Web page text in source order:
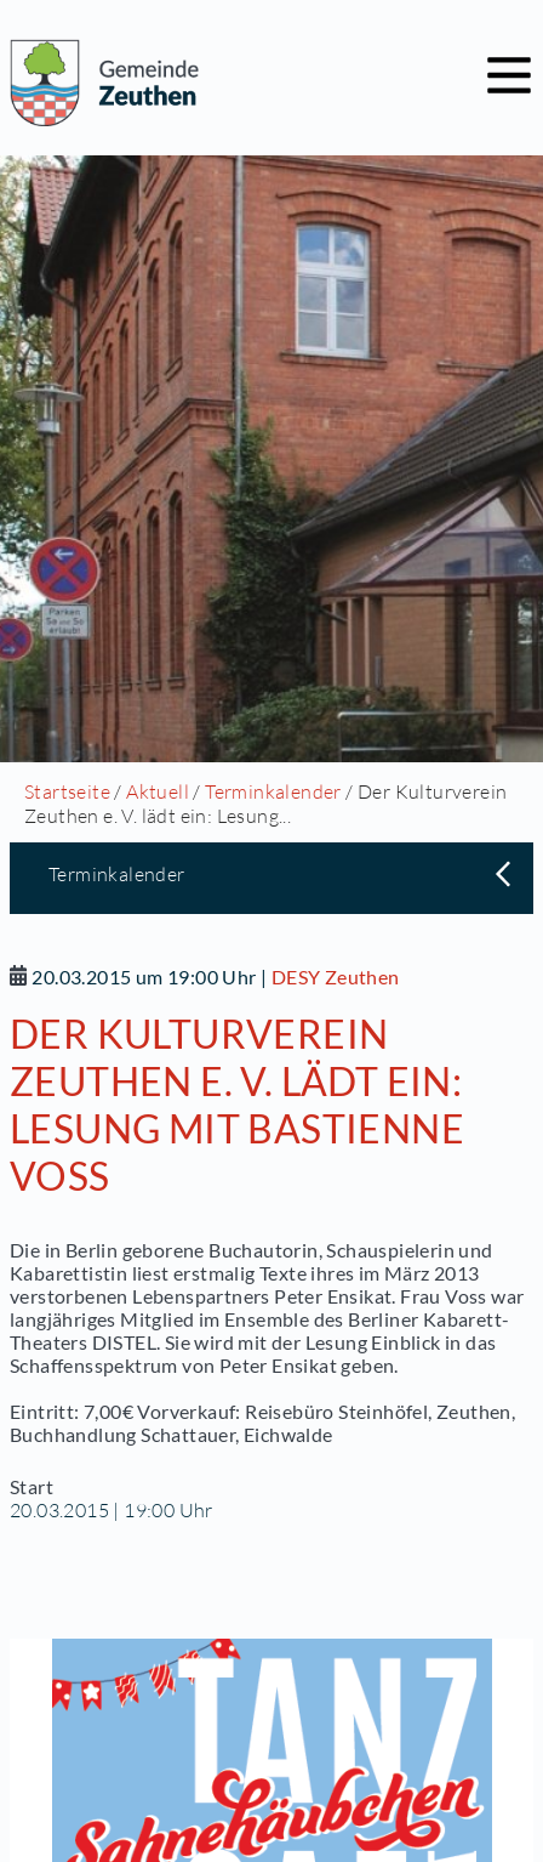
Startseite /Aktuell /Terminkalender / Der Kulturverein
Zeuthen e. V. lädt ein: Lesung...
Terminkalender
20.03.2015 um 19:00 Uhr | DESY Zeuthen
DER KULTURVEREIN
ZEUTHEN E. V. LÄDT EIN:
LESUNG MIT BASTIENNE
VOSS
Die in Berlin geborene Buchautorin, Schauspielerin und
Kabarettistin liest erstmalig Texte ihres im März 2013
verstorbenen Lebenspartners Peter Ensikat. Frau Voss war
langjähriges Mitglied im Ensemble des Berliner Kabarett-
Theaters DISTEL. Sie wird mit der Lesung Einblick in das
Schaffensspektrum von Peter Ensikat geben.
Eintritt: 7,00€ Vorverkauf: Reisebüro Steinhöfel, Zeuthen,
Buchhandlung Schattauer, Eichwalde
Start
20.03.2015 | 19:00 Uhr